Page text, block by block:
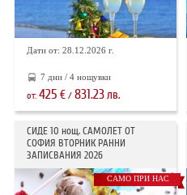
Дати от: 28.12.2026 г.
7 дни / 4 нощувки
от: 425 €/ 831.23лв.
СИДЕ 10 нощ. САМОЛЕТ ОТ
СОФИЯ ВТОРНИК РАННИ
ЗАПИСВАНИЯ 2026
САМО ПРИ НАС